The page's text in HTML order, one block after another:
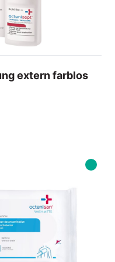
extern farblos